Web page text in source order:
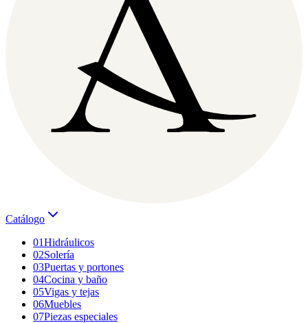
Catálogo
01Hidráulicos
02Solería
03Puertas y portones
04Cocina y baño
05Vigas y tejas
06Muebles
07Piezas especiales